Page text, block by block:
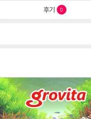
후기 0